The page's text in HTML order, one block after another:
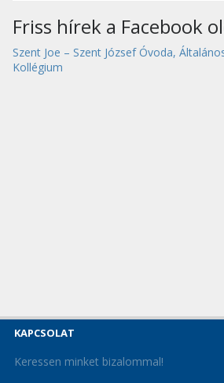
Friss hírek a Facebook
Szent Joe – Szent József Óvoda,
Kollégium
KAPCSOLAT
Keressen minket bizalommal!